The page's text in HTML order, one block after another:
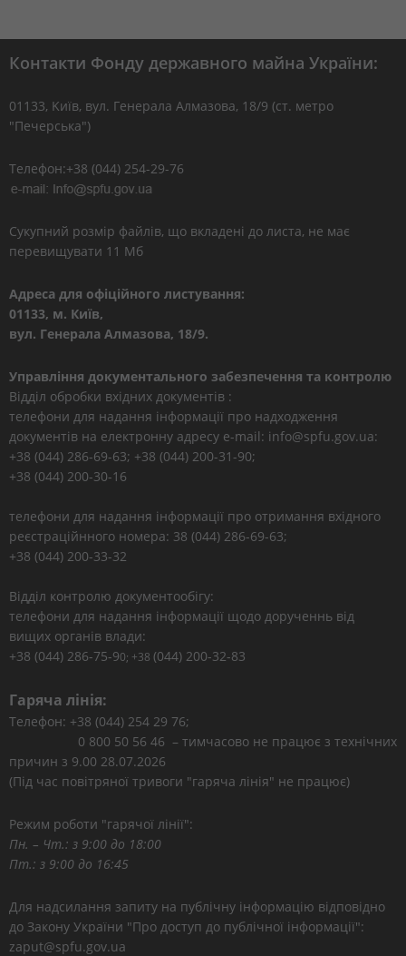
Контакти Фонду державного майна України:
01133, Kиїв, вул. Генерала Алмазова, 18/9 (ст. метро
"Печерська")
Телефон:+38 (044) 254-29-76
Сукупний розмір файлів, що вкладені до листа, не має
перевищувати 11 Мб
Адреса для офіційного листування:
01133, м. Київ,
вул. Генерала Алмазова, 18/9.
Управління документального забезпечення та контролю
Відділ обробки вхідних документів :
телефони для надання інформації про надходження
документів на електронну адресу e-mail: info@spfu.gov.ua:
+38 (044) 286-69-63; +38 (044) 200-31-90;
+38 (044) 200-30-16
телефони для надання інформації про отримання вхідного
реєстраційнного номера: 38 (044) 286-69-63;
+38 (044) 200-33-32
Відділ контролю документообігу:
телефони для надання інформації щодо дорученнь від
вищих органів влади:
+38 (044) 286-75-90; +38 (044) 200-32-83
Гаряча лінія:
Телефон: +38 (044) 254 29 76;
0 800 50 56 46 – тимчасово не працює з технічних
причин з 9.00 28.07.2026
(Під час повітряної тривоги "гаряча лінія" не працює)
Режим роботи "гарячої лінії":
Пн. – Чт.: з 9:00 до 18:00
Пт.: з 9:00 до 16:45
Для надсилання запиту на публічну інформацію відповідно
до Закону України "Про доступ до публічної інформації":
zaput@spfu.gov.ua